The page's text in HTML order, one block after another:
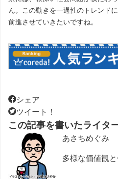
ん。この動きを一過性のトレンド
前進させていきたいですね。
シェア
ツイート！
この記事を書いたライタ
あさちめぐみ
多様な価値観